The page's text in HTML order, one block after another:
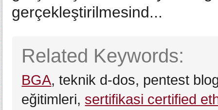
gerçekleştirilmesind...
Related Keywords:
BGA, teknik d-dos, pentest
eğitimleri, sertifikasi certified